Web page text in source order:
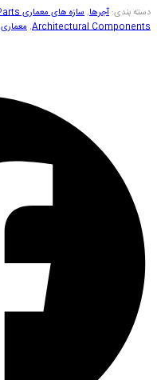
دسته بندی: آجرها,سازه های معماری Architectural Parts
Architectural Components
,معماری